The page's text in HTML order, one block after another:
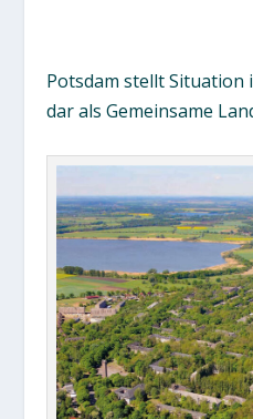
Potsdam stellt Situation
dar als Gemeinsame